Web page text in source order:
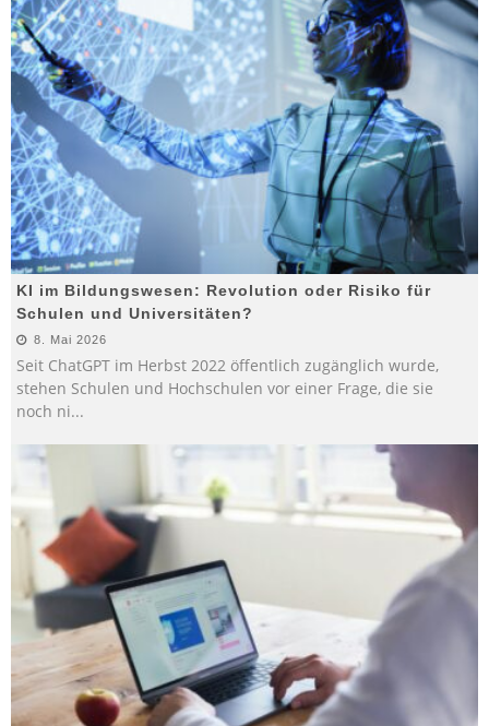
KI im Bildungswesen: Revolution oder Risiko für
Schulen und Universitäten?
8. Mai 2026
Seit ChatGPT im Herbst 2022 öffentlich zugänglich wurde,
stehen Schulen und Hochschulen vor einer Frage, die sie
noch ni...